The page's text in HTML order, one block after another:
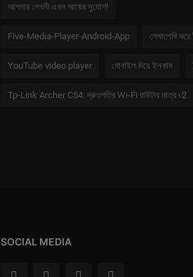
আপনার লেখনী এখন আয়ের সুযোগ!
Five-Media-Player-Android-App লেখালেখি
YouTube video player মোবাইল দিয়ে ইনকাম
Tp-Link Archer C54: দ্রুতগতির Wi-Fi রাউটার মাত্র ৳2
SOCIAL MEDIA